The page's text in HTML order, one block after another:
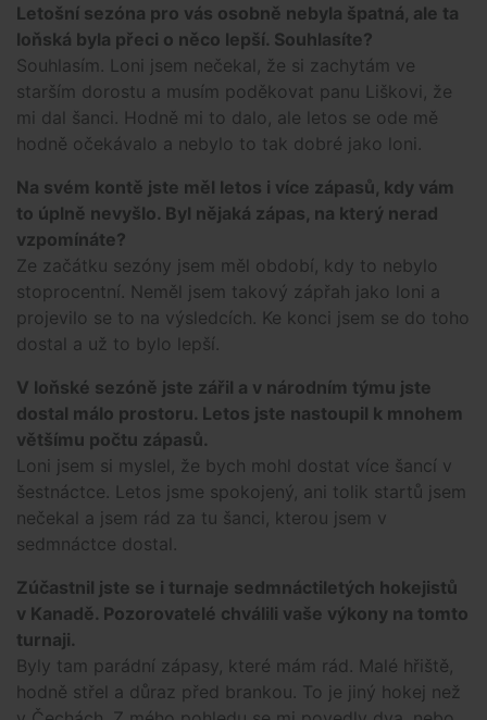
Letošní sezóna pro vás osobně nebyla špatná, ale ta
loňská byla přeci o něco lepší. Souhlasíte?
Souhlasím. Loni jsem nečekal, že si zachytám ve
starším dorostu a musím poděkovat panu Liškovi, že
mi dal šanci. Hodně mi to dalo, ale letos se ode mě
hodně očekávalo a nebylo to tak dobré jako loni.
Na svém kontě jste měl letos i více zápasů, kdy vám
to úplně nevyšlo. Byl nějaká zápas, na který nerad
vzpomínáte?
Ze začátku sezóny jsem měl období, kdy to nebylo
stoprocentní. Neměl jsem takový zápřah jako loni a
projevilo se to na výsledcích. Ke konci jsem se do toho
dostal a už to bylo lepší.
V loňské sezóně jste zářil a v národním týmu jste
dostal málo prostoru. Letos jste nastoupil k mnohem
většímu počtu zápasů.
Loni jsem si myslel, že bych mohl dostat více šancí v
šestnáctce. Letos jsme spokojený, ani tolik startů jsem
nečekal a jsem rád za tu šanci, kterou jsem v
sedmnáctce dostal.
Zúčastnil jste se i turnaje sedmnáctiletých hokejistů
v Kanadě. Pozorovatelé chválili vaše výkony na tomto
turnaji.
Byly tam parádní zápasy, které mám rád. Malé hřiště,
hodně střel a důraz před brankou. To je jiný hokej než